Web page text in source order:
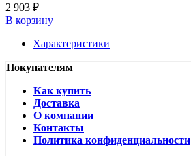
2 903 ₽
В корзину
Характеристики
Покупателям
Как купить
Доставка
О компании
Контакты
Политика конфиденциальности